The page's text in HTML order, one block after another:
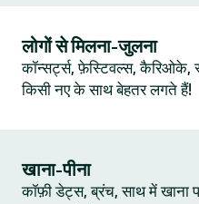
लोगों से मिलना-जुलना
कॉन्सर्ट्स, फ़ेस्टिवल्स, कैरिओके,
किसी नए के साथ बेहतर लगते हैं!
खाना-पीना
कॉफ़ी डेट्स, ब्रंच, साथ में खाना